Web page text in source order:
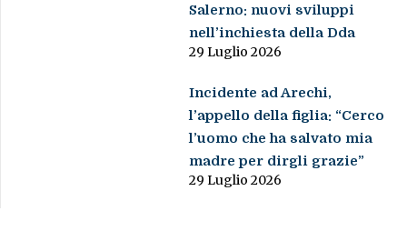
Salerno: nuovi sviluppi
nell’inchiesta della Dda
29 Luglio 2026
Incidente ad Arechi,
l’appello della figlia: “Cerco
l’uomo che ha salvato mia
madre per dirgli grazie”
29 Luglio 2026